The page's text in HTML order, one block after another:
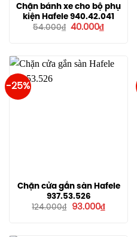
Chặn bánh xe cho bộ phụ
kiện Hafele 940.42.041
54.000₫ Giá
40.000₫Giá
-25%
Chặn cửa gắn sàn Hafele
937.53.526
124.000₫
Giá
93.000₫Giá